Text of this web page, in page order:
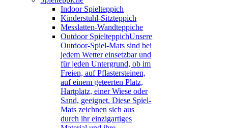
Indoor Spielteppich
Kinderstuhl-Sitzteppich
Messlatten-Wandteppiche
Outdoor SpielteppichUnsere
Outdoor-Spiel-Mats sind bei
jedem Wetter einsetzbar und
für jeden Untergrund, ob im
Freien, auf Pflastersteinen,
auf einem geteerten Platz,
Hartplatz, einer Wiese oder
Sand, geeignet. Diese Spiel-
Mats zeichnen sich aus
durch ihr einzigartiges